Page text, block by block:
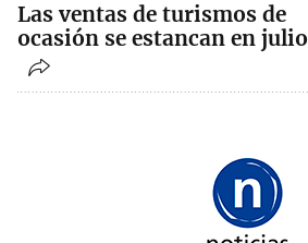
Las ventas de turismos de
ocasión se estancan en julio